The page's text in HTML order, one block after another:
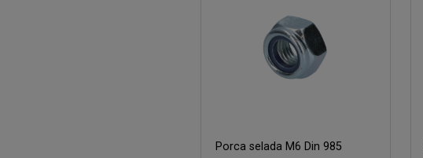
Porca selada M6 Din 985